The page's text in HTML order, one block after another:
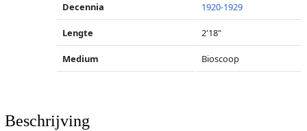
Decennia 1920-1929
Lengte 2'18"
Medium Bioscoop
Beschrijving